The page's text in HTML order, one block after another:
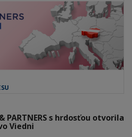
PARTNERS s hrdosťou otvorila
Viedni